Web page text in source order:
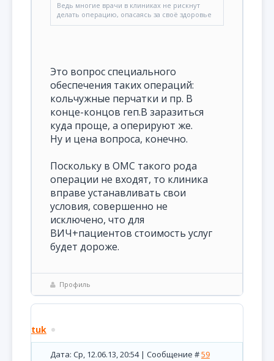
Ведь многие врачи в клиниках не рискнут
делать операцию, опасаясь за своё здоровье
Это вопрос специального
обеспечения таких операций:
кольчужные перчатки и пр. В
конце-концов геп.В заразиться
куда проще, а оперируют же.
Ну и цена вопроса, конечно.
Поскольку в ОМС такого рода
операции не входят, то клиника
вправе устанавливать свои
условия, совершенно не
исключено, что для
ВИЧ+пациентов стоимость услуг
будет дороже.
Профиль
tuk
Дата: Ср, 12.06.13, 20:54 | Сообщение #59